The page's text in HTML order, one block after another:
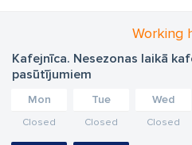
Working
Kafejnīca. Nesezonas laikā
pasūtījumiem
Mon
Closed
Tue
Closed
Wed
Closed